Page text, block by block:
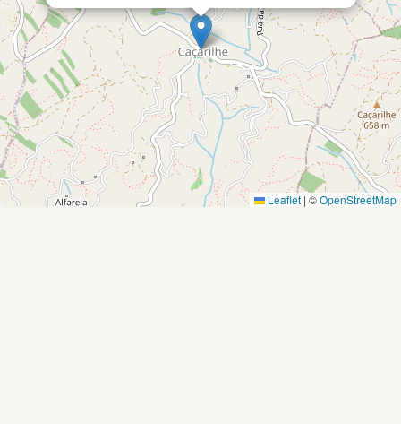
Leaflet | ©OpenStreetMap